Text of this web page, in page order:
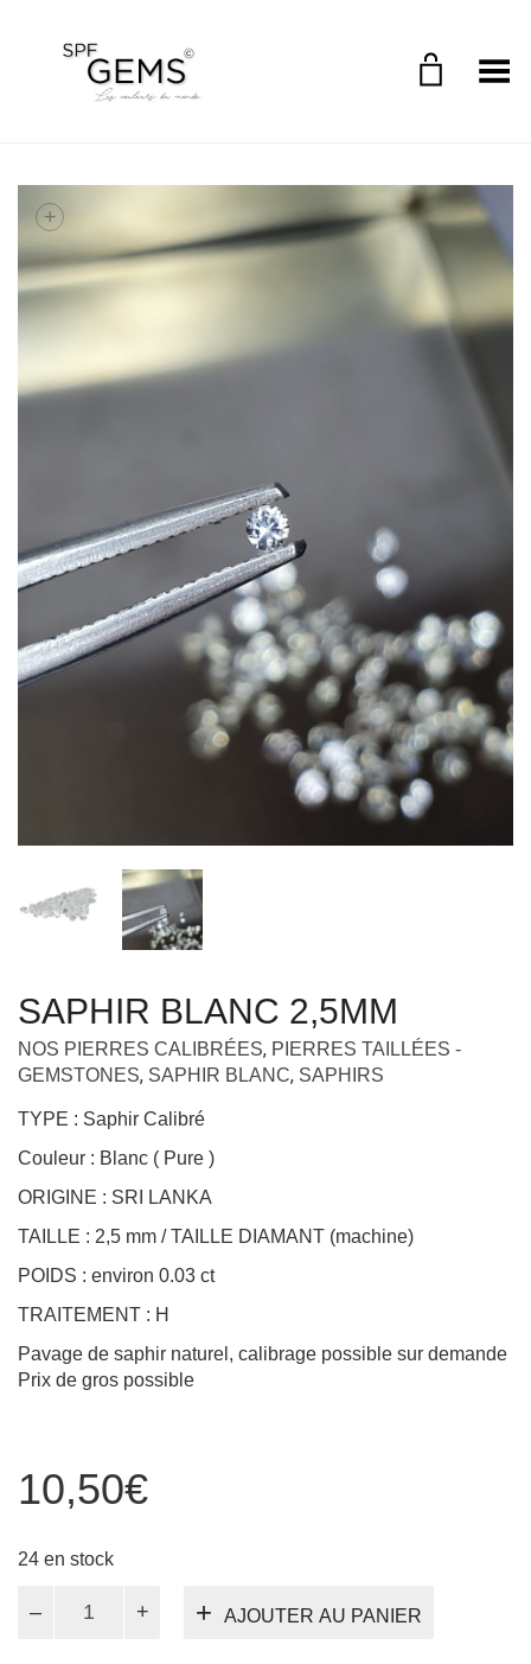
Toggle Menu
+
SAPHIR BLANC 2,5MM
NOS PIERRES CALIBRÉES, PIERRES TAILLÉES -
GEMSTONES, SAPHIR BLANC, SAPHIRS
TYPE : Saphir Calibré
Couleur : Blanc ( Pure )
ORIGINE : SRI LANKA
TAILLE : 2,5 mm / TAILLE DIAMANT (machine)
POIDS : environ 0.03 ct
TRAITEMENT : H
Pavage de saphir naturel, calibrage possible sur demande
Prix de gros possible
10,50€
24 en stock
AJOUTER AU PANIER